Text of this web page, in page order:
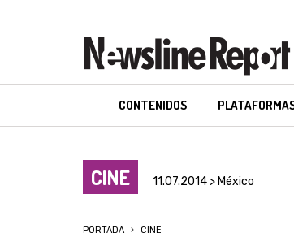
CONTENIDOS
CINE 11.07.2014 > México
PORTADA CINE